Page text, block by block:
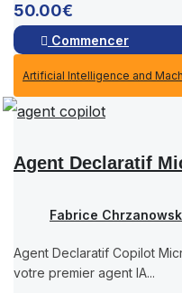
50.00€
Commencer
Artificial Intelligence and
Agent Declaratif
Fabrice
Agent Declaratif Copilot
votre premier agent IA...